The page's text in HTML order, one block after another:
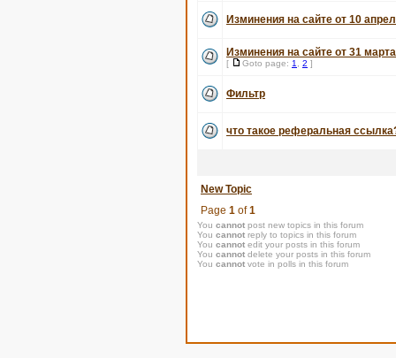
Изминения на сайте от 10
Изминения на сайте от 31
[ Goto page: 1 2 ]
Фильтр
что такое реферальная
New Topic
Page 1 of1
You cannot post new topics in this forum
You cannot reply to topics in this forum
You cannot edit your posts in this forum
You cannot delete your posts in this forum
You cannot vote in polls in this forum